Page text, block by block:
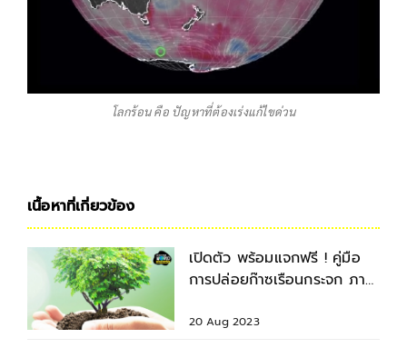
โลกร้อน คือ ปัญหาที่ต้องเร่งแก้ไขด่วน
เนื้อหาที่เกี่ยวข้อง
เปิดตัว พร้อมแจกฟรี ! คู่มือ
การปล่อยก๊าซเรือนกระจก ภาค
20 Aug 2023